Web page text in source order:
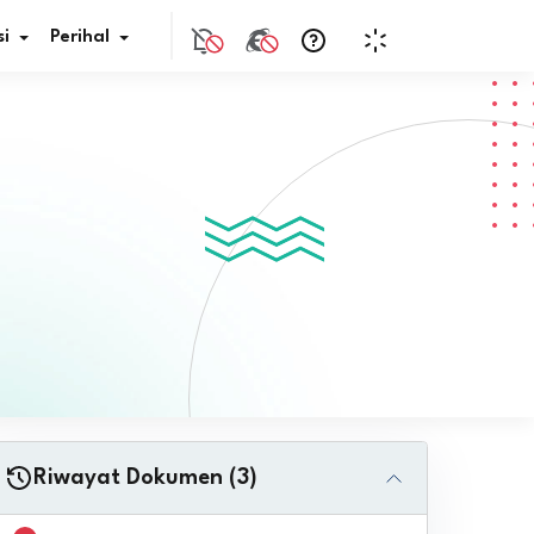
JDIH
Perihal
Riwayat Dokumen (3)